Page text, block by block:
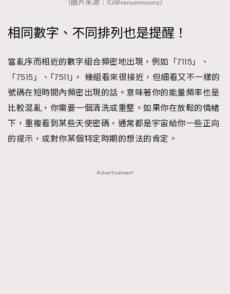
（圖片來源：IG@venusnmoonz）
相同數字、不同排列也是提醒！
當亂序而相近的數字組合頻密地出現，例如「7115」、
「7515」、｢7511｣， 幾組看來很接近，但細看又不一樣的
號碼在短時間內頻密出現的話。意味著你的能量頻率也是
比較混亂，你需要一個清洗或重整。如果你在放鬆的情緒
下，重複看到某些天使密碼，通常都是宇宙給你一些正向
的提示，或對你某個特定時期的想法的肯定。
Advertisement